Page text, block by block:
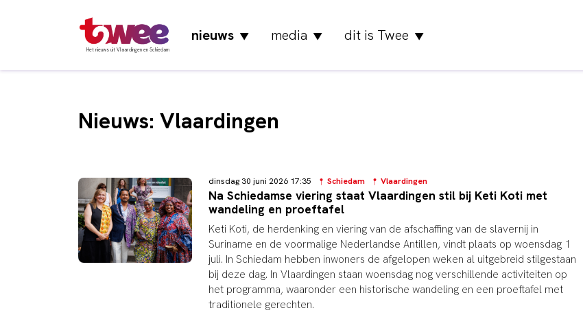
Het nieuws uit Vlaardingen en Schiedam
nieuws▼ media ▼ dit is Twee ▼
Nieuws: Vlaardingen
dinsdag 30 juni 2026 17:35 Schiedam Vlaardingen
Na Schiedamse viering staat Vlaardingen stil bij Keti Koti met
wandeling en proeftafel
Keti Koti, de herdenking en viering van de afschaffing van de slavernij in
Suriname en de voormalige Nederlandse Antillen, vindt plaats op woensdag 1
juli. In Schiedam hebben inwoners de afgelopen weken al uitgebreid stilgestaan
bij deze dag. In Vlaardingen staan woensdag nog verschillende activiteiten op
het programma, waaronder een historische wandeling en een proeftafel met
traditionele gerechten.